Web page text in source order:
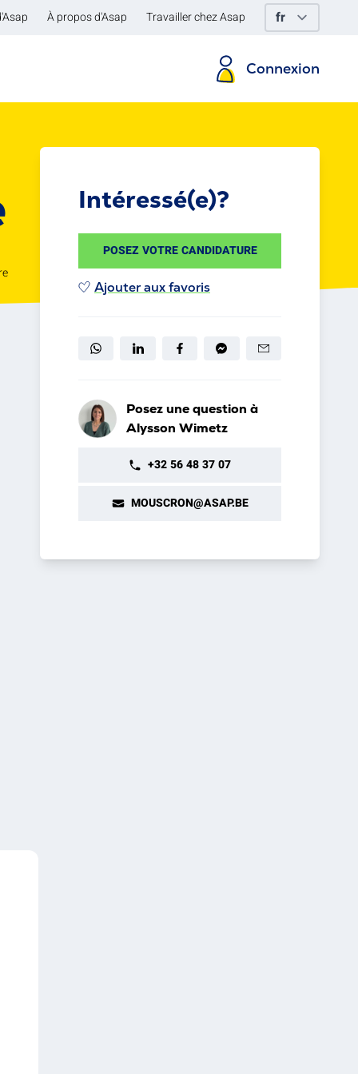
À propos d'Asap Travailler chez Asap
Connexion
Intéressé(e)?
POSEZ VOTRE CANDIDATURE
Ajouter aux favoris
Posez une question à
Alysson Wimetz
+32 56 48 37 07
MOUSCRON@ASAP.BE